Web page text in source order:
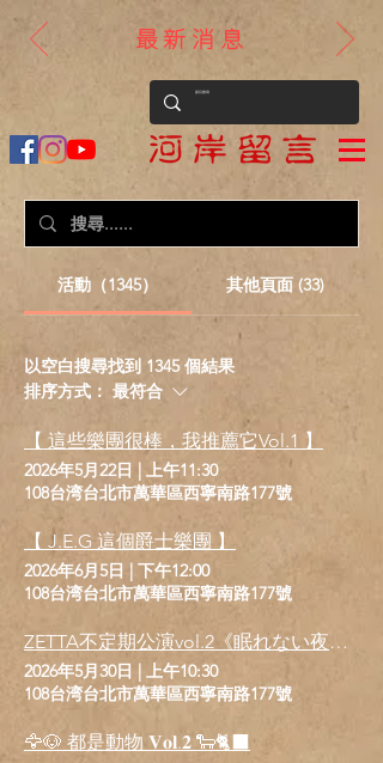
最新消息
活動（1345） 其他頁面 (33)
以空白搜尋找到 1345 個結果
排序方式： 最符合
【 這些樂團很棒，我推薦它Vol.1 】
2026年5月22日 | 上午11:30
108台湾台北市萬華區西寧南路177號
【 J.E.G 這個爵士樂團 】
2026年6月5日 | 下午12:00
108台湾台北市萬華區西寧南路177號
ZETTA不定期公演vol.2《眠れない夜の月光行進曲》 紗茉花・天琴ドウナ・U077聯合生誕祭
2026年5月30日 | 上午10:30
108台湾台北市萬華區西寧南路177號
🦅🐶 都是動物 𝐕𝐨𝐥.𝟐 🐑🐈‍⬛